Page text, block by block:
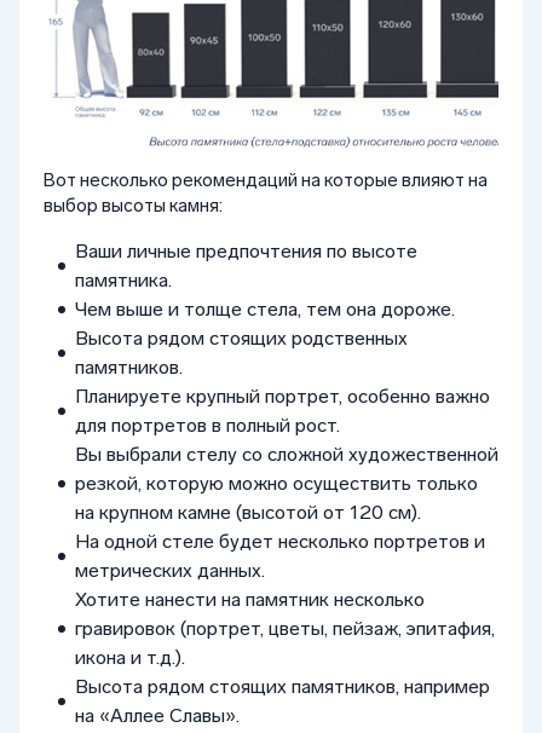
Вот несколько рекомендаций на которые влияют на
выбор высоты камня:
Ваши личные предпочтения по высоте
памятника.
Чем выше и толще стела, тем она дороже.
Высота рядом стоящих родственных
памятников.
Планируете крупный портрет, особенно важно
для портретов в полный рост.
Вы выбрали стелу со сложной художественной
резкой, которую можно осуществить только
на крупном камне (высотой от 120 см).
На одной стеле будет несколько портретов и
метрических данных.
Хотите нанести на памятник несколько
гравировок (портрет, цветы, пейзаж, эпитафия,
икона и т.д.).
Высота рядом стоящих памятников, например
на «Аллее Славы».